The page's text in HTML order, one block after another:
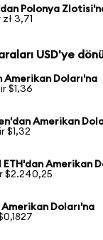
Polonya
3,71
USD'ye
Amerikan Doları'na
$1,36
Amerikan
$1,32
ETH'dan Amerikan
$2.240,25
Doları'na